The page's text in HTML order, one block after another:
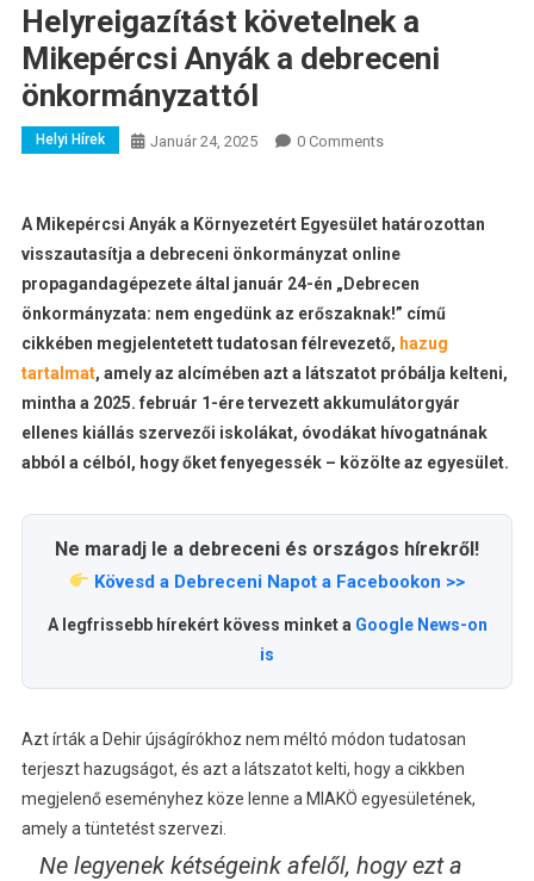
Helyreigazítást követelnek a
Mikepércsi Anyák a debreceni
önkormányzattól
Helyi Hírek Január 24, 2025 0 Comments
A Mikepércsi Anyák a Környezetért Egyesület határozottan
visszautasítja a debreceni önkormányzat online
propagandagépezete által január 24-én „Debrecen
önkormányzata: nem engedünk az erőszaknak!” című
cikkében megjelentetett tudatosan félrevezető, hazug
tartalmat, amely az alcímében azt a látszatot próbálja kelteni,
mintha a 2025. február 1-ére tervezett akkumulátorgyár
ellenes kiállás szervezői iskolákat, óvodákat hívogatnának
abból a célból, hogy őket fenyegessék – közölte az egyesület.
Ne maradj le a debreceni és országos hírekről!
Kövesd a Debreceni Napot a Facebookon >>
A legfrissebb hírekért kövess minket a Google News-on
is
Azt írták a Dehir újságírókhoz nem méltó módon tudatosan
terjeszt hazugságot, és azt a látszatot kelti, hogy a cikkben
megjelenő eseményhez köze lenne a MIAKÖ egyesületének,
amely a tüntetést szervezi.
Ne legyenek kétségeink afelől, hogy ezt a